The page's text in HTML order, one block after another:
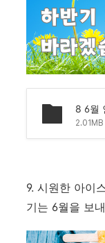
2.01MB
9. 시원한 아이
기는 6월을 보